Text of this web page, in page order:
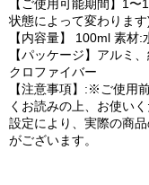
【ご使用可能期間】1
状態によって変わります
【内容量】 100ml 素材
【パッケージ】アル
クロファイバー
【注意事項】:※ご使用
くお読みの上、お使い
設定により、実際の商
がございます。